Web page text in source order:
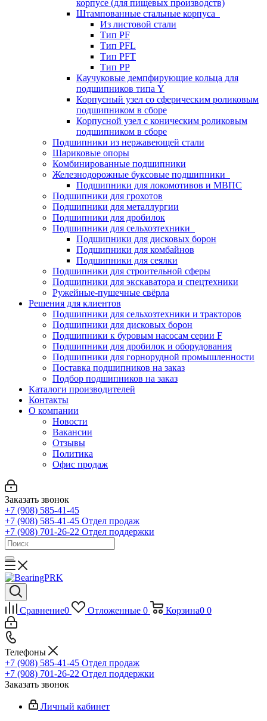
корпусе (для пищевых производств)
Штампованные стальные корпуса
Из листовой стали
Тип PF
Тип PFL
Тип PFT
Тип PP
Каучуковые демпфирующие кольца для
подшипников типа Y
Корпусный узел со сферическим роликовым
подшипником в сборе
Корпусной узел с коническим роликовым
подшипником в сборе
Подшипники из нержавеющей стали
Шариковые опоры
Комбинированные подшипники
Железнодорожные буксовые подшипники
Подшипники для локомотивов и МВПС
Подшипники для грохотов
Подшипники для металлургии
Подшипники для дробилок
Подшипники для сельхозтехники
Подшипники для дисковых борон
Подшипники для комбайнов
Подшипники для сеялки
Подшипники для строительной сферы
Подшипники для экскаватора и спецтехники
Ружейные-пушечные свёрла
Решения для клиентов
Подшипники для сельхозтехники и тракторов
Подшипники для дисковых борон
Подшипники к буровым насосам серии F
Подшипники для дробилок и оборудования
Подшипники для горнорудной промышленности
Поставка подшипников на заказ
Подбор подшипников на заказ
Каталоги производителей
Контакты
О компании
Новости
Вакансии
Отзывы
Политика
Офис продаж
Заказать звонок
+7 (908) 585-41-45
+7 (908) 585-41-45 Отдел продаж
+7 (908) 701-26-22 Отдел поддержки
Сравнение0 Отложенные 0 Корзина0 0
Телефоны
+7 (908) 585-41-45 Отдел продаж
+7 (908) 701-26-22 Отдел поддержки
Заказать звонок
Личный кабинет